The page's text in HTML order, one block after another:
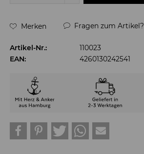
Merken Fragen zum Artikel?
Artikel-Nr.:
110023
EAN:
4260130242541